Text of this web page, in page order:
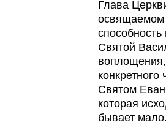
Глава
освящаемом
Святой
Святом
которая
бывает